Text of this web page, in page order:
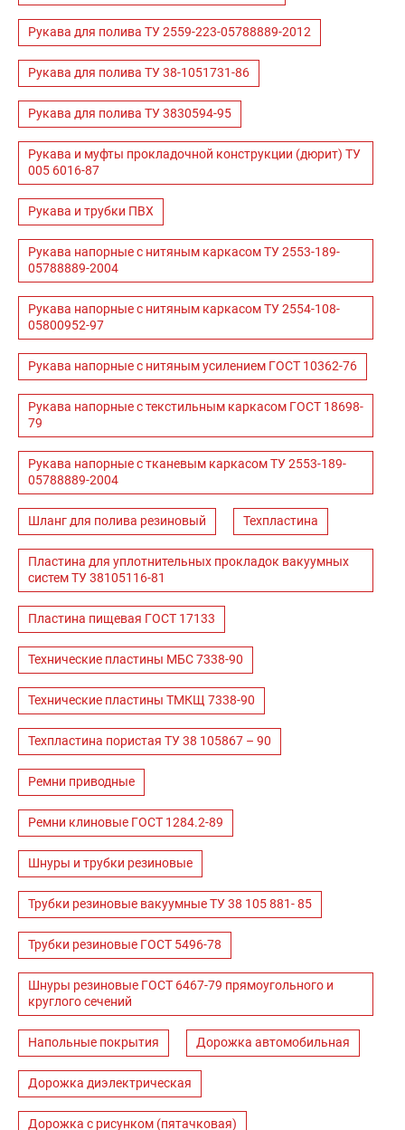
Рукава для полива ТУ 2559-223-05788889-2012
Рукава для полива ТУ 38-1051731-86
Рукава для полива ТУ 3830594-95
Рукава и муфты прокладочной конструкции (дюрит) ТУ
005 6016-87
Рукава и трубки ПВХ
Рукава напорные с нитяным каркасом ТУ 2553-189-
05788889-2004
Рукава напорные с нитяным каркасом ТУ 2554-108-
05800952-97
Рукава напорные с нитяным усилением ГОСТ 10362-76
Рукава напорные с текстильным каркасом ГОСТ 18698-
79
Рукава напорные с тканевым каркасом ТУ 2553-189-
05788889-2004
Шланг для полива резиновый Техпластина
Пластина для уплотнительных прокладок вакуумных
систем ТУ 38105116-81
Пластина пищевая ГОСТ 17133
Технические пластины МБС 7338-90
Технические пластины ТМКЩ 7338-90
Техпластина пористая ТУ 38 105867 – 90
Ремни приводные
Ремни клиновые ГОСТ 1284.2-89
Шнуры и трубки резиновые
Трубки резиновые вакуумные ТУ 38 105 881- 85
Трубки резиновые ГОСТ 5496-78
Шнуры резиновые ГОСТ 6467-79 прямоугольного и
круглого сечений
Напольные покрытия Дорожка автомобильная
Дорожка диэлектрическая
Дорожка с рисунком (пятачковая)